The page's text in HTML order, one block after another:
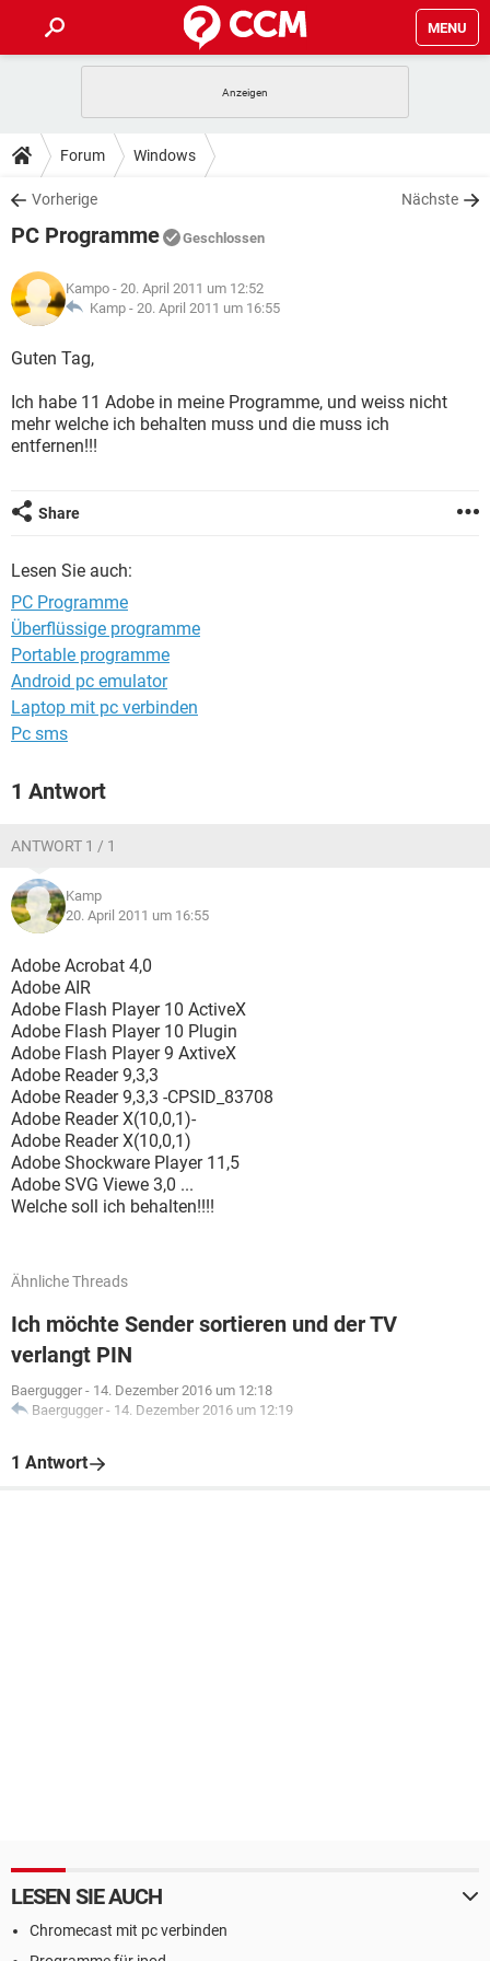
MENU
ANDROID
WINDOWS 10
WHATSAPP TIKTOK
FACEBOOK
TIPPS & TRICKS
SPIELE
WHATSAPP TIKTOK
FACEBOOK
DOWNLOADS
SPIELE STREAMING
ANDROID
WINDOWS 10 INSTAGRAM
WHATSAPP
SPIELE STREAMING
ANDROID
WINDOWS 10
WHATSAPP TIKTOK
FACEBOOK
LEXIKON
SPIELE
WINDOWS 10 INSTAGRAM
FACEBOOK
Forum Windows
Vorherige Nächste
PC Programme Geschlossen
Kampo - 20. April 2011 um 12:52
Kamp - 20. April 2011 um 16:55
Guten Tag,
Ich habe 11 Adobe in meine Programme, und weiss nicht
mehr welche ich behalten muss und die muss ich
entfernen!!!
Share
Lesen Sie auch:
PC Programme
Überflüssige programme
Portable programme
Android pc emulator
Laptop mit pc verbinden
Pc sms
1 Antwort
ANTWORT 1 / 1
Kamp
20. April 2011 um 16:55
Adobe Acrobat 4,0
Adobe AIR
Adobe Flash Player 10 ActiveX
Adobe Flash Player 10 Plugin
Adobe Flash Player 9 AxtiveX
Adobe Reader 9,3,3
Adobe Reader 9,3,3 -CPSID_83708
Adobe Reader X(10,0,1)-
Adobe Reader X(10,0,1)
Adobe Shockware Player 11,5
Adobe SVG Viewe 3,0 ...
Welche soll ich behalten!!!!
Ähnliche Threads
Ich möchte Sender sortieren und der TV
verlangt PIN
Baergugger - 14. Dezember 2016 um 12:18
Baergugger - 14. Dezember 2016 um 12:19
1 Antwort
LESEN SIE AUCH
Chromecast mit pc verbinden